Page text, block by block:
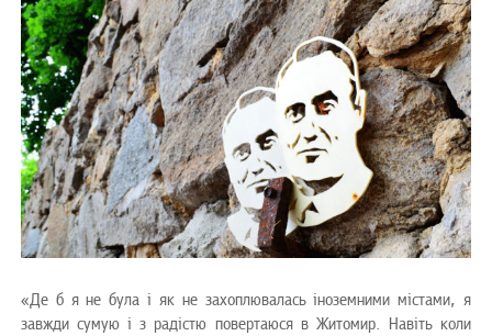
«Де б я не була і як не захоплювалась іноземними містами, я
завжди сумую і з радістю повертаюся в Житомир. Навіть коли